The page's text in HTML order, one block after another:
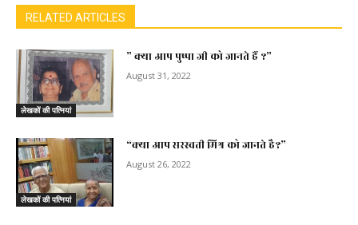
RELATED ARTICLES
लेखकों की पत्नियां
” क्या आप पुष्पा जी को जानते हैं ?”
August 31, 2022
लेखकों की पत्नियां
“क्या आप सरस्वती मिश्र को जानते है?”
August 26, 2022